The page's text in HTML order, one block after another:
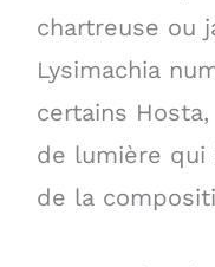
chartreuse ou
Lysimachia
certains
de lumière qui
de la